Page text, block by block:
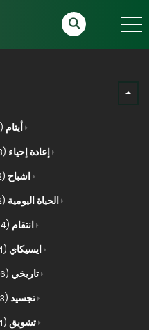
أيتام (1)
إعادة إحياء (8)
اشباح (2)
الحياة اليومية (2)
انتقام (14)
ايسيكاي (4)
تاريخي (16)
تجسيد (13)
تشويق (4)